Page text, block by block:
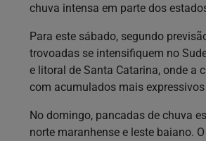
chuva intensa em parte dos
Para este sábado, segundo
trovoadas se intensifiquem no
e litoral de Santa Catarina, onde a
com acumulados mais
No domingo, pancadas de chuva
norte maranhense e leste baiano.